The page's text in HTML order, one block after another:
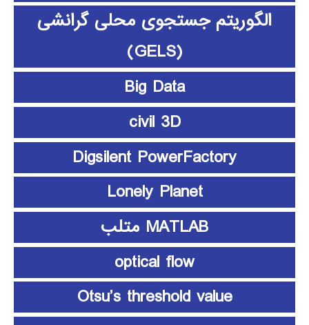
الگوریتم جستجوی محلی گرانشی
(GELS)
Big Data
civil 3D
Digsilent PowerFactory
Lonely Planet
MATLAB متلب
optical flow
Otsu’s threshold value